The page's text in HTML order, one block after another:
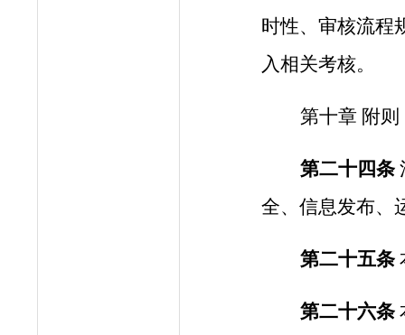
时性、审核流程
入相关考核。
第十章 附则
第二十 四条
全、信息发布、
第二十五条
第二十六条